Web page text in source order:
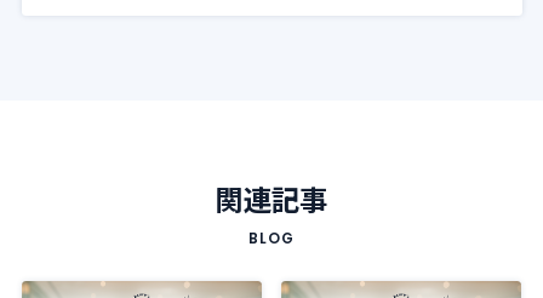
関連記事
BLOG